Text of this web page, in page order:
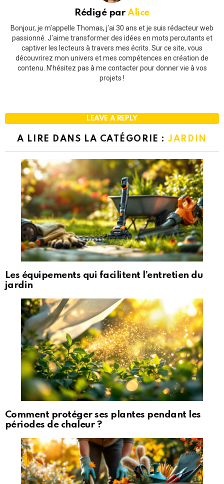
Rédigé parAlice
Bonjour, je m'appelle Thomas, j'ai 30 ans et je suis rédacteur web
passionné. J'aime transformer des idées en mots percutants et
captiver les lecteurs à travers mes écrits. Sur ce site, vous
découvrirez mon univers et mes compétences en création de
contenu. N'hésitez pas à me contacter pour donner vie à vos
projets !
LEAVE A REPLY
A LIRE DANS LA CATÉGORIE :JARDIN
Les équipements qui facilitent l’entretien du
jardin
Comment protéger ses plantes pendant les
périodes de chaleur ?